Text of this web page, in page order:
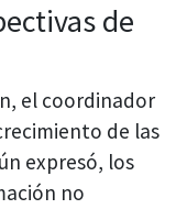
de
el coordinador
de las
expresó, los
no